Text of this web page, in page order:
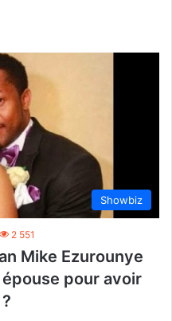
Showbiz
2 551
Mike Ezurounye
pour avoir